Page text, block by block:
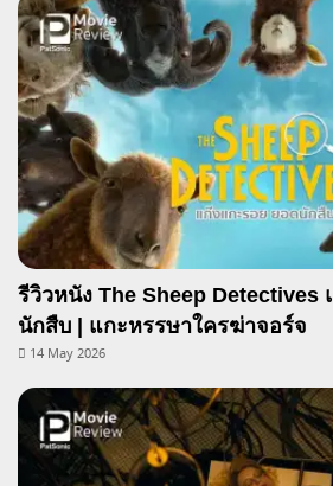
รีวิวหนัง The Sheep Detectives
นักสืบ | แกะหรรษาใครฆ่าจอร์จ
14 May 2026